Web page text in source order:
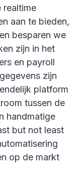
realtime
aan te bieden,
besparen we
zijn in het
en payroll
zijn
platform
tussen de
handmatige
but not least
op de markt